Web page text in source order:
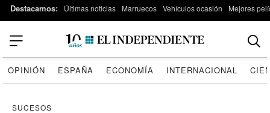
Destacamos: Últimas noticias Marruecos Vehículos ocasión Mejores
OPINIÓN ESPAÑA ECONOMÍA INTERNACIONAL
SUCESOS